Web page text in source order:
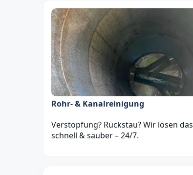
Rohr- & Kanalreinigung
Verstopfung? Rückstau? Wir lösen das
schnell & sauber – 24/7.